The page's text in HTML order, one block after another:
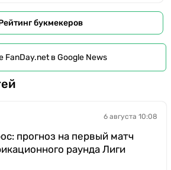
букмекеров
FanDay.net в Google News
6 августа 10:08
прогноз на первый матч
раунда Лиги